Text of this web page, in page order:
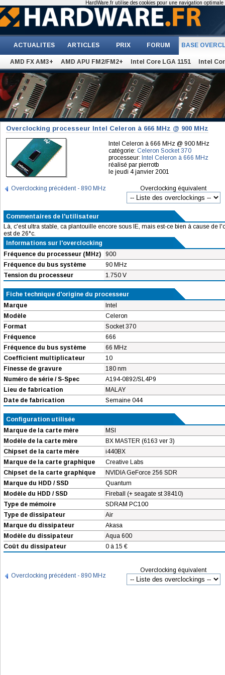
ACTUALITES ARTICLES PRIX FORUM BASE
AMD FX AM3+ AMD APU FM2/FM2+ Intel Core LGA 1151 Intel
Overclocking processeur Intel Celeron à 666 MHz @ 900 MHz
Intel Celeron à 666 MHz @ 900 MHz
catégorie: Celeron Socket 370
processeur: Intel Celeron à 666 MHz
réalisé par pierrotb
le jeudi 4 janvier 2001
Overclocking précédent - 890 MHz Overclocking équivalent
Commentaires de l'utilisateur
Là, c'est ultra stable, ca plantouille encore sous IE, mais est-ce bien à cause de
est de 26°c.
Informations sur l'overclocking
Fréquence du processeur (MHz)
900
Fréquence du bus système
90 MHz
Tension du processeur
1.750 V
Fiche technique d'origine du processeur
Marque
Intel
Modèle
Celeron
Format
Socket 370
Fréquence
666
Fréquence du bus système
66 MHz
Coefficient multiplicateur
10
Finesse de gravure
180 nm
Numéro de série / S-Spec
A194-0892/SL4P9
Lieu de fabrication
MALAY
Date de fabrication
Semaine 044
Configuration utilisée
Marque de la carte mère
MSI
Modèle de la carte mère
BX MASTER (6163 ver 3)
Chipset de la carte mère
i440BX
Marque de la carte graphique
Creative Labs
Chipset de la carte graphique
NVIDIA GeForce 256 SDR
Marque du HDD / SSD
Quantum
Modèle du HDD / SSD
Fireball (+ seagate st 38410)
Type de mémoire
SDRAM PC100
Type de dissipateur
Air
Marque du dissipateur
Akasa
Modèle du dissipateur
Aqua 600
Coût du dissipateur
0 à 15 €
Overclocking précédent - 890 MHz
Overclocking équivalent
HardWare.fr utilise des cookies pour une navigation